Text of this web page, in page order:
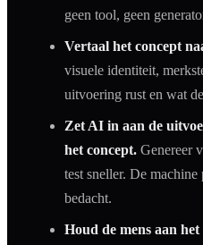
geen tool, geen
Vertaal het concept
visuele identiteit,
uitvoering rust en wat de
Zet AI in aan de
het concept. Genereer
test sneller. De
bedacht.
Houd de mens aan